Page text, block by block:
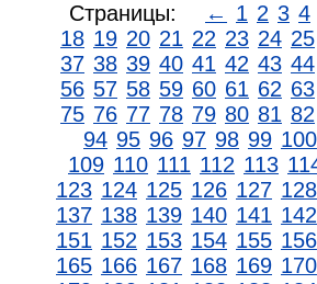
Страницы: ← 1 2 3 4
18 19 20 21 22 23 24 25
37 38 39 40 41 42 43 44
56 57 58 59 60 61 62 63
75 76 77 78 79 80 81 82
94 95 96 97 98 99 100
109 110 111 112 113
123 124 125 126 127 128
137 138 139 140 141 142
151 152 153 154 155 156
165 166 167 168 169 170